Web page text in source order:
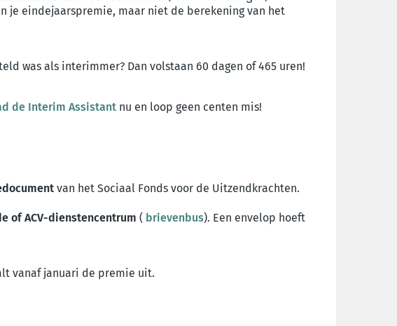
je eindejaarspremie, maar niet de berekening van het
was als interimmer? Dan volstaan 60 dagen of 465 uren!
de Interim Assistant nu en loop geen centen mis!
van het Sociaal Fonds voor de Uitzendkrachten.
ofACV-dienstencentrum ( brievenbus). Een envelop hoeft
vanaf januari de premie uit.